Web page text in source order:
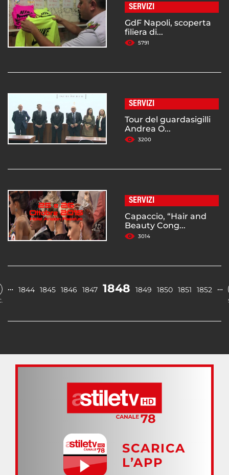
SERVIZI
GdF Napoli, scoperta
filiera di...
5791
SERVIZI
Tour del guardasigilli
Andrea O...
3200
SERVIZI
Capaccio, “Hair and
Beauty Cong...
3014
… 1844 1845 1846 1847 1848 1849 1850 1851 1852 …
SCARICA
L’APP